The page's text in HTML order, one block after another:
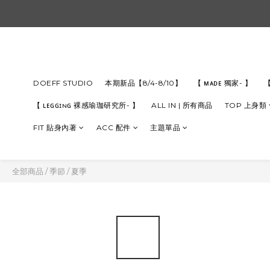
DOEFF STUDIO 本期新品【8/4-8/10】 【 ᴍᴀᴅᴇ 獨家- 】
【 ʟᴇɢɢɪɴɢ 裸感瑜珈研究所- 】 ALL IN | 所有商品 TOP 上身類
FIT 貼身內著 ACC 配件 主題單品
全部商品 /季節 /夏季